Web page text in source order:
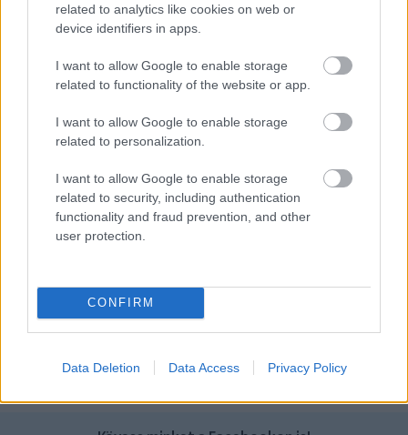
related to analytics like cookies on web or
device identifiers in apps.
I want to allow Google to enable storage
related to functionality of the website or app.
I want to allow Google to enable storage
related to personalization.
I want to allow Google to enable storage
related to security, including authentication
functionality and fraud prevention, and other
user protection.
CONFIRM
Data Deletion Data Access Privacy Policy
Autópiac
7 199 000 Ft